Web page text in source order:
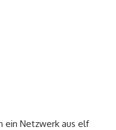
ein Netzwerk aus elf